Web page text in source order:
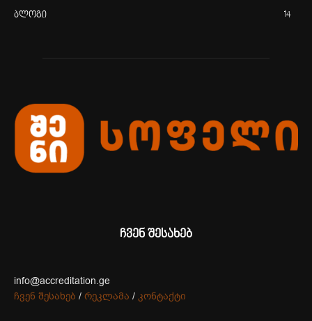
ბლოგი 14
ჩვენ შესახებ
info@accreditation.ge
ჩვენ შესახებ / რეკლამა / კონტაქტი